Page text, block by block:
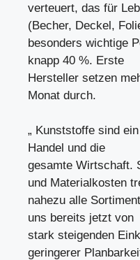
verteuert, das für
(Becher, Deckel,
besonders wichtige
knapp 40 %. Erste
Hersteller setzen
Monat durch.
„ Kunststoffe sind
Handel und die
gesamte Wirtschaft.
und Materialkosten
nahezu alle
uns bereits jetzt von
stark steigenden
geringerer